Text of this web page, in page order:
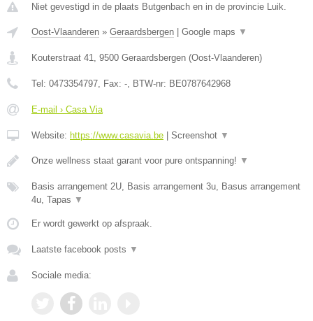
Niet gevestigd in de plaats Butgenbach en in de provincie Luik.
Oost-Vlaanderen » Geraardsbergen Google maps ▼
Kouterstraat 41 9500 Geraardsbergen (Oost-Vlaanderen)
Tel: 0473354797 , Fax: - , BTW-nr: BE0787642968
E-mail › Casa Via
Website: https://www.casavia.be Screenshot ▼
Onze wellness staat garant voor pure ontspanning! ▼
Basis arrangement 2U, Basis arrangement 3u, Basus arrangement
4u, Tapas ▼
Er wordt gewerkt op afspraak.
Laatste facebook posts ▼
Sociale media: